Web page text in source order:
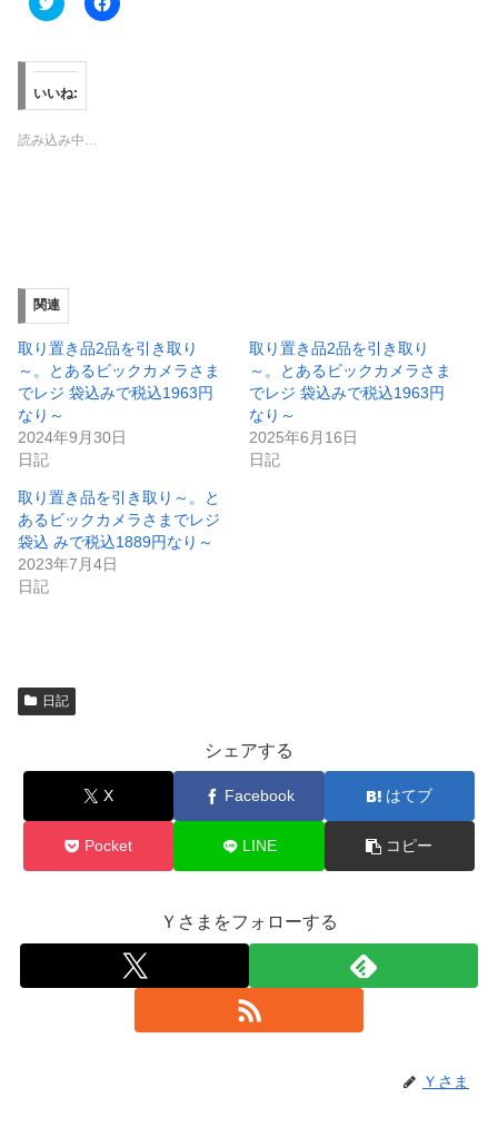
リ
し
て
T
w
i
t
ウ
ィ
ン
ウ
で
開
き
ま
す
)
a
い
(
新
し
い
ィ
ン
で
開
き
ま
す
)
いいね:
読み込み中…
関連
取り置き品2品を引き取り
～。とあるビックカメラさま
でレジ 袋込みで税込1963円
なり～
2024年9月30日
日記
取り置き品2品を引き取り
～。とあるビックカメラさま
でレジ 袋込みで税込1963円
なり～
2025年6月16日
日記
取り置き品を引き取り～。と
あるビックカメラさまでレジ
袋込 みで税込1889円なり～
2023年7月4日
日記
日記
シェアする
X Facebook はてブ
Pocket LINE コピー
Ｙさまをフォローする
Ｙさま